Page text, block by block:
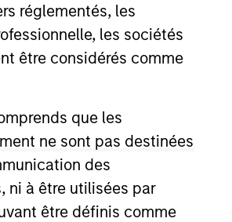
réglementés, les
les sociétés
être considérés comme
que les
ne sont pas destinées
des
ni à être utilisées par
être définis comme
mentioned
service marks
approved by
hyperlinks to you
or
on the site